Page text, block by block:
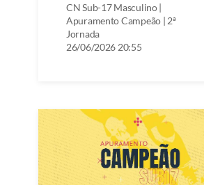
CN Sub-17 Masculino |
Apuramento Campeão | 2ª
Jornada
26/06/2026 20:55